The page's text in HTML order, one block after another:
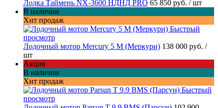
Лодка Таймень NX-3600 НДНД PRO 65 850 руб. / шт
В наличии
Хит продаж
Быстрый
просмотр
Лодочный мотор Mercury 5 M (Меркури) 138 000 руб. /
шт
Акция
В наличии
Хит продаж
Быстрый
просмотр